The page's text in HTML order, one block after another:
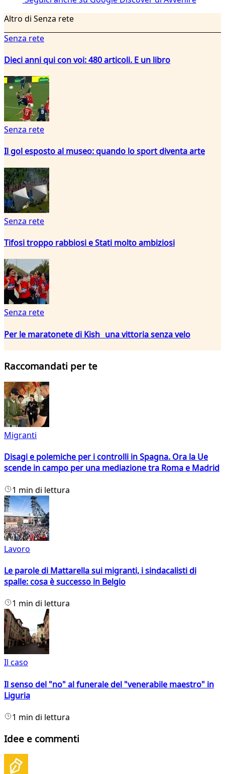
Altro di Senza rete
Senza rete
Dieci anni qui con voi: 480 articoli. E un libro
Senza rete
Il gol esposto al museo: quando lo sport diventa arte
Senza rete
Tifosi troppo rabbiosi e Stati molto ambiziosi
Senza rete
Per le maratonete di Kish una vittoria senza velo
Raccomandati per te
Migranti
Disagi e polemiche per i controlli in Spagna. Ora la Ue
scende in campo per una mediazione tra Roma e Madrid
1 min di lettura
Lavoro
Le parole di Mattarella sui migranti, i sindacalisti di
spalle: cosa è successo in Belgio
1 min di lettura
Il caso
Il senso del "no" al funerale del "venerabile maestro" in
Liguria
1 min di lettura
Idee e commenti